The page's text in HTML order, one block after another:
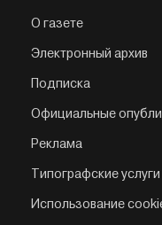
О газете
Электронный архив
Подписка
Официальные
Реклама
Типографские услуги
Использование